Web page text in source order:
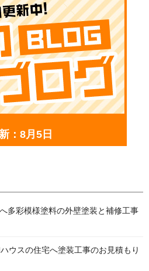
：8月5日
多彩模様塗料の外壁塗装と補修工事
ウスの住宅へ塗装工事のお見積もり